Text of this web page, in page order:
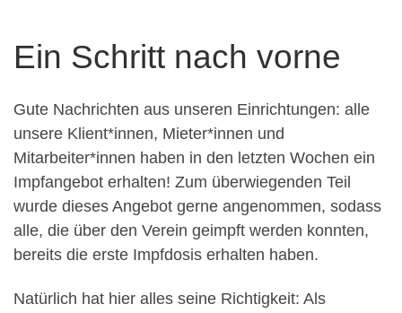
Ein Schritt nach vorne
Gute Nachrichten aus unseren Einrichtungen: alle
unsere Klient*innen, Mieter*innen und
Mitarbeiter*innen haben in den letzten Wochen ein
Impfangebot erhalten! Zum überwiegenden Teil
wurde dieses Angebot gerne angenommen, sodass
alle, die über den Verein geimpft werden konnten,
bereits die erste Impfdosis erhalten haben.
Natürlich hat hier alles seine Richtigkeit: Als